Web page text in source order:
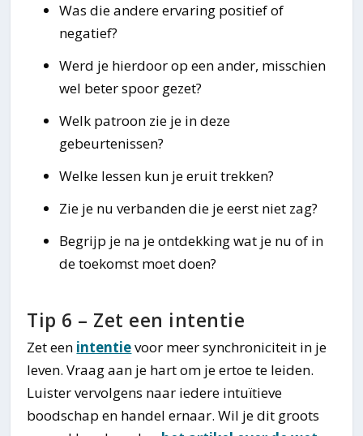
Was die andere ervaring positief of
negatief?
Werd je hierdoor op een ander, misschien
wel beter spoor gezet?
Welk patroon zie je in deze
gebeurtenissen?
Welke lessen kun je eruit trekken?
Zie je nu verbanden die je eerst niet zag?
Begrijp je na je ontdekking wat je nu of in
de toekomst moet doen?
Tip 6 – Zet een intentie
Zet een intentievoor meer synchroniciteit in je
leven. Vraag aan je hart om je ertoe te leiden.
Luister vervolgens naar iedere intuïtieve
boodschap en handel ernaar. Wil je dit groots